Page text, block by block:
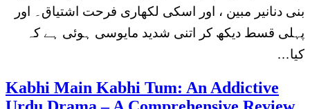
بنی دنانیر مبین ، اور اسکی لکھاری فرحت اشتیاق۔ اور
پہلی قسط دیکھ کر اتنی شدید مایوسی ہوئی ہے کہ
کیا…
Kabhi Main Kabhi Tum: An Addictive